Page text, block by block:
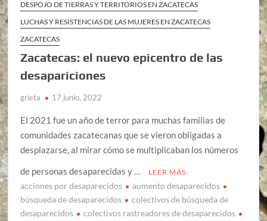
DESPOJO DE TIERRAS Y TERRITORIOS EN ZACATECAS
LUCHAS Y RESISTENCIAS DE LAS MUJERES EN ZACATECAS
ZACATECAS
Zacatecas: el nuevo epicentro de las
desapariciones
grieta 17 junio, 2022
El 2021 fue un año de terror para muchas familias de
comunidades zacatecanas que se vieron obligadas a
desplazarse, al mirar cómo se multiplicaban los números
de personas desaparecidas y …
LEER MÁS
acciones por desaparecidos
aumento desaparecidos
búsqueda de desaparecidos
colectivos de búsqueda de
desaparecidos
colectivos rastreadores de desaparecidos